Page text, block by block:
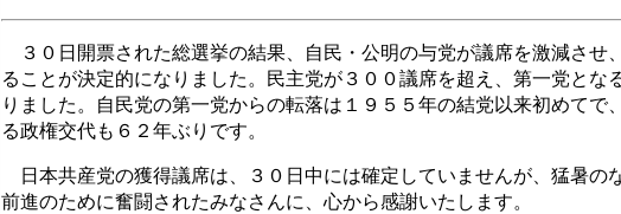
３０日開票された総選挙の結果、自民・公明の与党が議席を激減させ
ることが決定的になりました。民主党が３００議席を超え、第一党とな
りました。自民党の第一党からの転落は１９５５年の結党以来初めてで
る政権交代も６２年ぶりです。
日本共産党の獲得議席は、３０日中には確定していませんが、猛暑の
前進のために奮闘されたみなさんに、心から感謝いたします。